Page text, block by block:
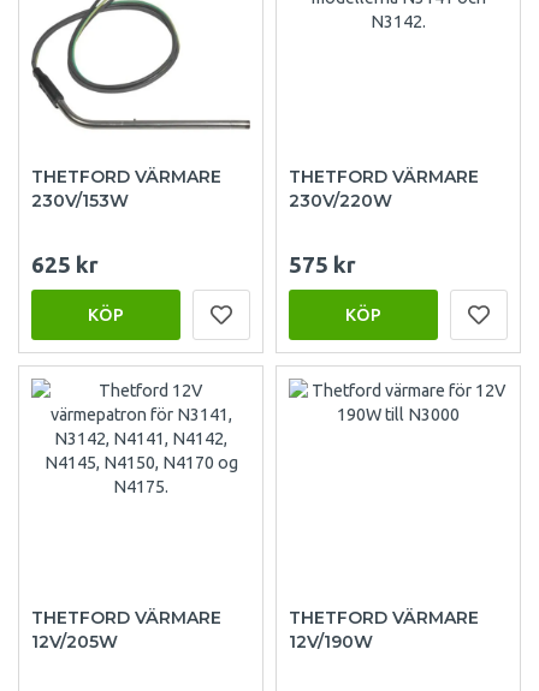
THETFORD VÄRMARE
230V/153W
625 kr
KÖP
THETFORD VÄRMARE
230V/220W
575 kr
KÖP
THETFORD VÄRMARE
12V/205W
THETFORD VÄRMARE
12V/190W